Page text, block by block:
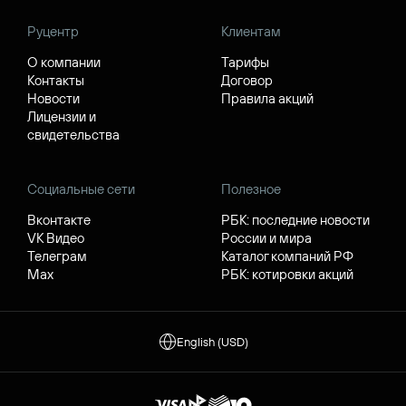
Руцентр
О компании
Контакты
Новости
Лицензии и
свидетельства
Клиентам
Тарифы
Договор
Правила акций
Социальные сети
Вконтакте
VK Видео
Телеграм
Max
Полезное
РБК: последние новости
России и мира
Каталог компаний РФ
РБК: котировки акций
English (USD)